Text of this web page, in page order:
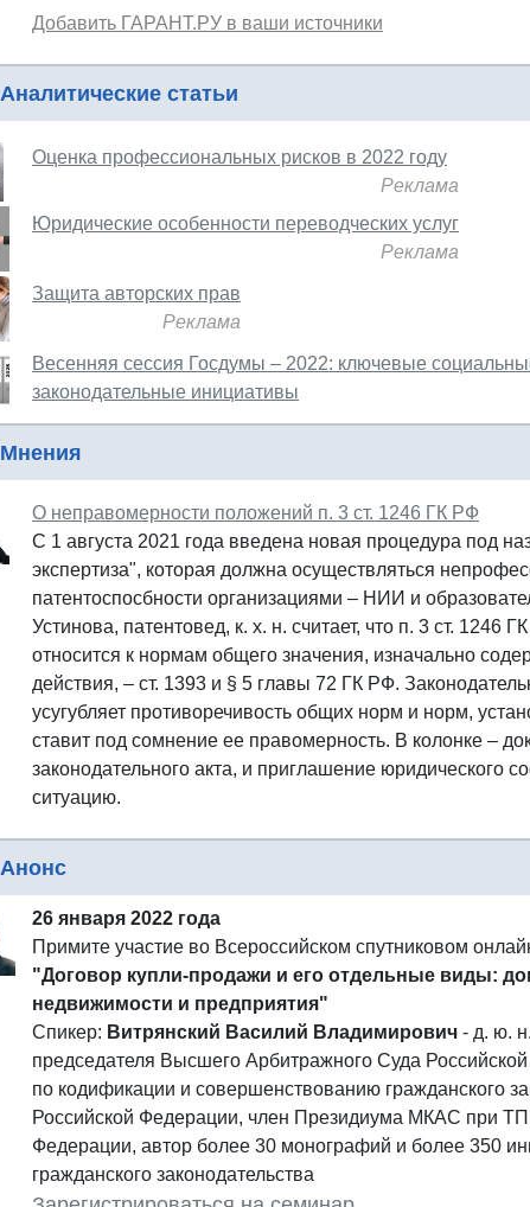
Добавить ГАРАНТ.РУ в ваши источники
Аналитические статьи
Оценка профессиональных рисков в 2022 году
Реклама
Юридические особенности переводческих услуг
Реклама
Защита авторских прав
Реклама
Весенняя сессия Госдумы – 2022: ключевые
законодательные инициативы
Мнения
О неправомерности положений п. 3 ст. 1246 ГК РФ
С 1 августа 2021 года введена новая процедура под
экспертиза", которая должна осуществляться
патентоспосбности организациями – НИИ и
Устинова, патентовед, к. х. н. считает, что п. 3 ст. 1246
относится к нормам общего значения, изначально
действия, – ст. 1393 и § 5 главы 72 ГК РФ.
усугубляет противоречивость общих норм и норм,
ставит под сомнение ее правомерность. В колонке –
законодательного акта, и приглашение юридического
ситуацию.
Анонс
26 января 2022 года
Примите участие во Всероссийском спутниковом
"Договор купли-продажи и его отдельные виды:
недвижимости и предприятия"
Спикер: Витрянский Василий Владимирович - д. ю.
председателя Высшего Арбитражного Суда
по кодификации и совершенствованию гражданского
Российской Федерации, член Президиума МКАС при
Федерации, автор более 30 монографий и более 350
гражданского законодательства